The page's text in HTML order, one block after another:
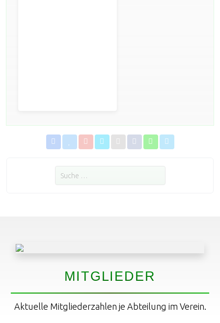
Suchen
MITGLIEDER
Aktuelle Mitgliederzahlen je Abteilung im Verein.